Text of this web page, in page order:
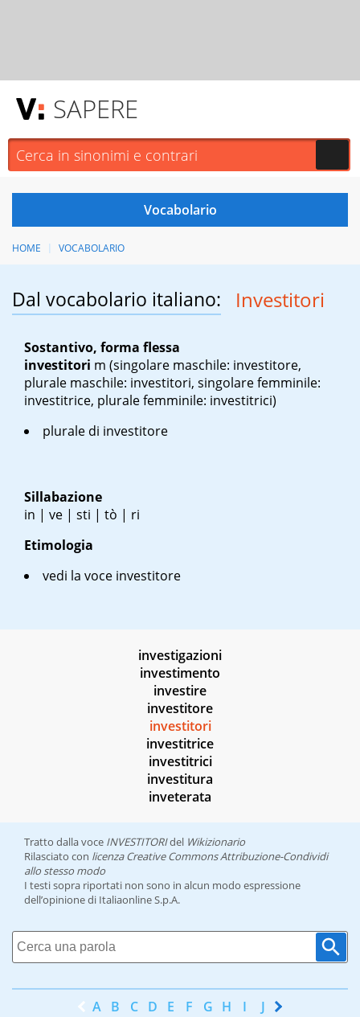
SAPERE
HOME VOCABOLARIO
Dal vocabolario italiano: Investitori
Sostantivo, forma flessa
investitori m (singolare maschile: investitore,
plurale maschile: investitori, singolare femminile:
investitrice, plurale femminile: investitrici)
plurale di investitore
Sillabazione
in | ve | sti | tò | ri
Etimologia
vedi la voce investitore
investigazioni
investimento
investire
investitore
investitori
investitrice
investitrici
investitura
inveterata
Tratto dalla voce INVESTITORIdel Wikizionario
Rilasciato con licenza Creative Commons Attribuzione-Condividi
allo stesso modo
I testi sopra riportati non sono in alcun modo espressione
dell’opinione di Italiaonline S.p.A.
A B C D E F G H I J K